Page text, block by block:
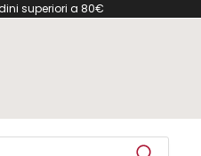
superiori a 80€